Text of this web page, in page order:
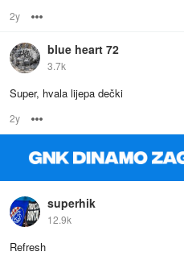
2y
blue heart 72
3.7k
Super, hvala lijepa dečki
2y
superhik
12.9k
Refresh